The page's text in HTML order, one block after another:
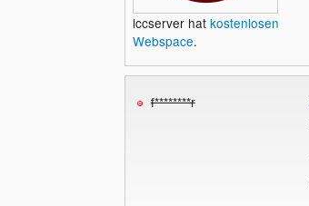
lccserver hat kostenlosen
Webspace.
f********r